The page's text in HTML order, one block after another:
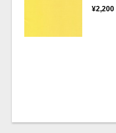
¥2,200